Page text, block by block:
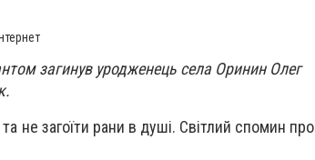
загинув уродженець села Оринин Олег
не загоїти рани в душі. Світлий спомин про